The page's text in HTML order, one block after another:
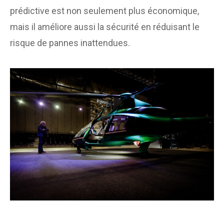
prédictive est non seulement plus économique,
mais il améliore aussi la sécurité en réduisant le
risque de pannes inattendues.